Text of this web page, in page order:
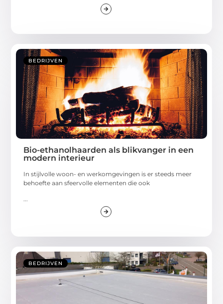
BEDRIJVEN
Bio-ethanolhaarden als blikvanger in een
modern interieur
In stijlvolle woon- en werkomgevingen is er steeds meer
behoefte aan sfeervolle elementen die ook
...
BEDRIJVEN